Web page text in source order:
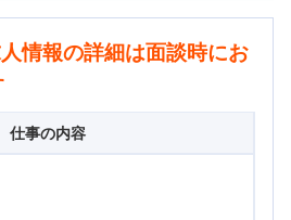
情報の詳細は面談時にお
仕事の内容